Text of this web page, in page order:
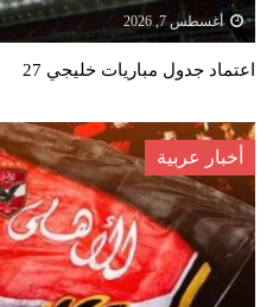
أغسطس 7, 2026
اعتماد جدول مباريات خليجي 27
أخبار عربية